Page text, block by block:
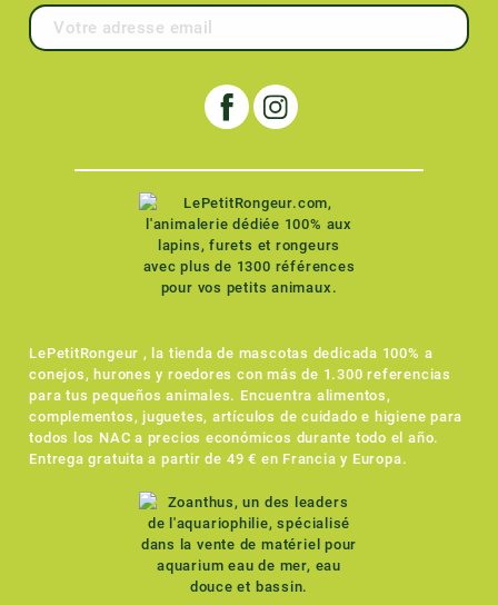
LePetitRongeur , la tienda de mascotas dedicada 100% a
conejos, hurones y roedores con más de 1.300 referencias
para tus pequeños animales. Encuentra alimentos,
complementos, juguetes, artículos de cuidado e higiene para
todos los NAC a precios económicos durante todo el año.
Entrega gratuita a partir de 49 € en Francia y Europa.